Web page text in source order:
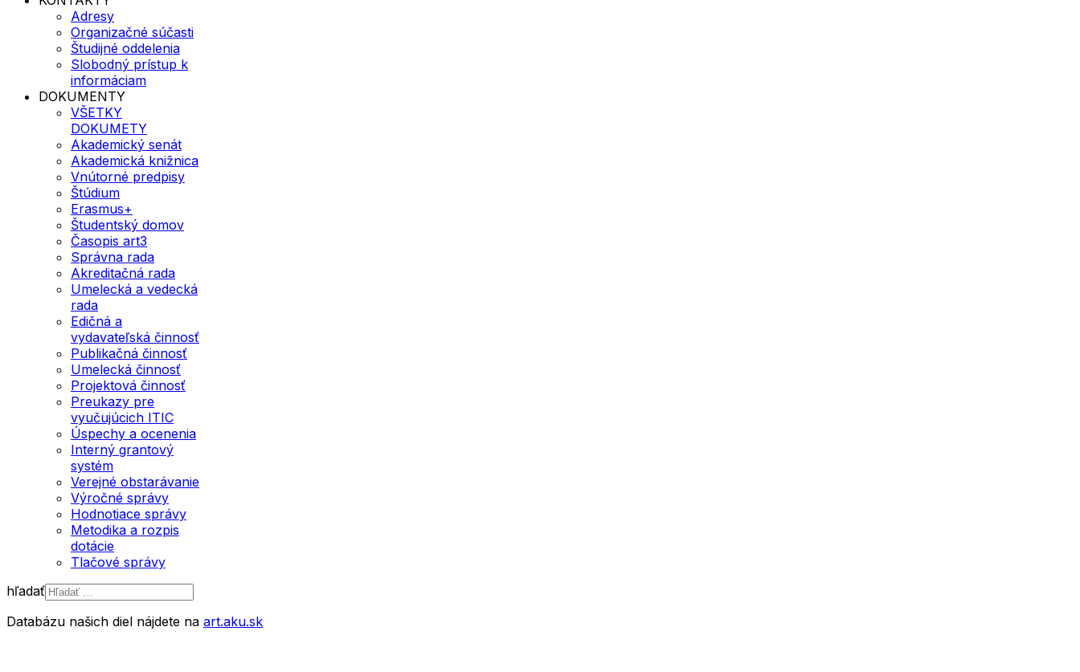
Adresy
Organizačné súčasti
Študijné oddelenia
Slobodný prístup k
informáciam
DOKUMENTY
VŠETKY
DOKUMETY
Akademický senát
Akademická knižnica
Vnútorné predpisy
Štúdium
Erasmus+
Študentský domov
Časopis art3
Správna rada
Akreditačná rada
Umelecká a vedecká
rada
Edičná a
vydavateľská činnosť
Publikačná činnosť
Umelecká činnosť
Projektová činnosť
Preukazy pre
vyučujúcich ITIC
Úspechy a ocenenia
Interný grantový
systém
Verejné obstarávanie
Výročné správy
Hodnotiace správy
Metodika a rozpis
dotácie
Tlačové správy
hľadať
characters for results.
Databázu našich diel nájdete na art.aku.sk